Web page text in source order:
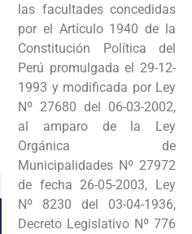
Intranet
las facultades concedidas
por el Artículo 1940 de la
Constitución Política del
Perú promulgada el 29-12-
1993 y modificada por Ley
Nº 27680 del 06-03-2002,
al amparo de la Ley
Orgánica de
Municipalidades Nº 27972
de fecha 26-05-2003, Ley
Nº 8230 del 03-04-1936,
Decreto Legislativo Nº 776